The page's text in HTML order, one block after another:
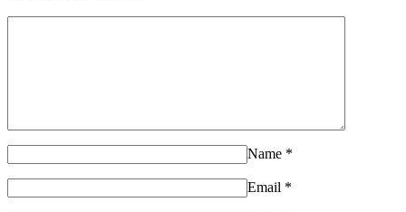
Name *
Email *